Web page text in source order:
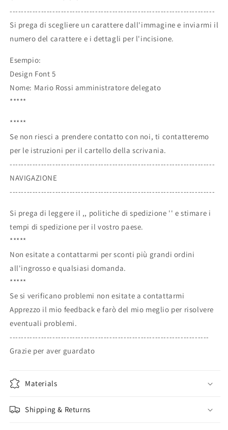
------------------------------------------------------------------------
Si prega di scegliere un carattere dall'immagine e inviarmi il
numero del carattere e i dettagli per l'incisione.
Esempio:
Design Font 5
Nome: Mario Rossi amministratore delegato
*****
*****
Se non riesci a prendere contatto con noi, ti contatteremo
per le istruzioni per il cartello della scrivania.
------------------------------------------------------------------------
NAVIGAZIONE
------------------------------------------------------------------------
Si prega di leggere il ,, politiche di spedizione '' e stimare i
tempi di spedizione per il vostro paese.
*****
Non esitate a contattarmi per sconti più grandi ordini
all'ingrosso e qualsiasi domanda.
*****
Se si verificano problemi non esitate a contattarmi
Apprezzo il mio feedback e farò del mio meglio per risolvere
eventuali problemi.
----------------------------------------------------------------------
Grazie per aver guardato
Materials
Shipping & Returns